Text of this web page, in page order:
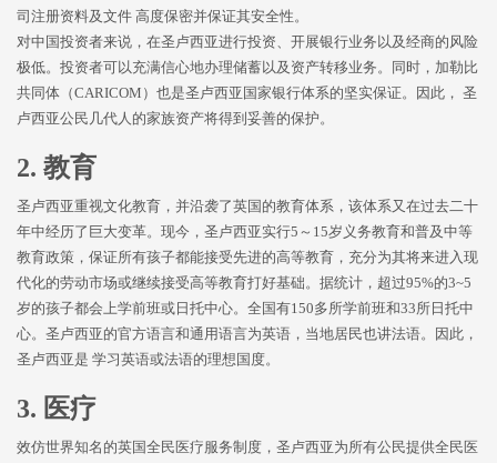
司注册资料及文件 高度保密并保证其安全性。
对中国投资者来说，在圣卢西亚进行投资、开展银行业务以及经商的风险
极低。投资者可以充满信心地办理储蓄以及资产转移业务。同时，加勒比
共同体（CARICOM）也是圣卢西亚国家银行体系的坚实保证。因此， 圣
卢西亚公民几代人的家族资产将得到妥善的保护。
2. 教育
圣卢西亚重视文化教育，并沿袭了英国的教育体系，该体系又在过去二十
年中经历了巨大变革。现今，圣卢西亚实行5～15岁义务教育和普及中等
教育政策，保证所有孩子都能接受先进的高等教育，充分为其将来进入现
代化的劳动市场或继续接受高等教育打好基础。据统计，超过95%的3~5
岁的孩子都会上学前班或日托中心。全国有150多所学前班和33所日托中
心。圣卢西亚的官方语言和通用语言为英语，当地居民也讲法语。因此，
圣卢西亚是 学习英语或法语的理想国度。
3. 医疗
效仿世界知名的英国全民医疗服务制度，圣卢西亚为所有公民提供全民医